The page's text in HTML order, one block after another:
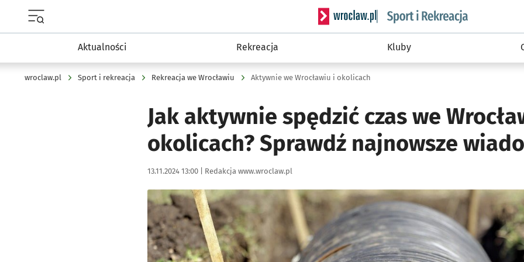
Serwis informacyjny wroclaw.pl podserwis: Sport
Aktualności Rekreacja Kluby
wroclaw.pl Sport i rekreacja Rekreacja we Wrocławiu Aktywnie we Wrocławiu i okolicach
Jak aktywnie spędzić czas we
okolicach? Sprawdź najnowsze
Data publikacji:
13.11.2024 13:00 | Autor:
Redakcja www.wroclaw.pl
Kliknij, aby powiększyć